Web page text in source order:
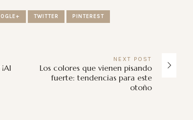
TWITTER PINTEREST
NEXT POST
Los colores que vienen pisando
fuerte: tendencias para este
otoño